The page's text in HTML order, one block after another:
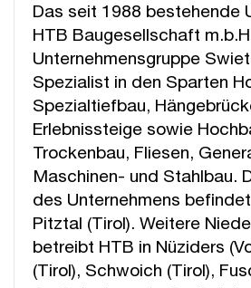
Das seit 1988 bestehende
HTB Baugesellschaft
Unternehmensgruppe
Spezialist in den Sparten
Spezialtiefbau,
Erlebnissteige sowie
Trockenbau, Fliesen,
Maschinen- und Stahlbau.
des Unternehmens
Pitztal (Tirol). Weitere
betreibt HTB in Nüziders
(Tirol), Schwoich (Tirol),